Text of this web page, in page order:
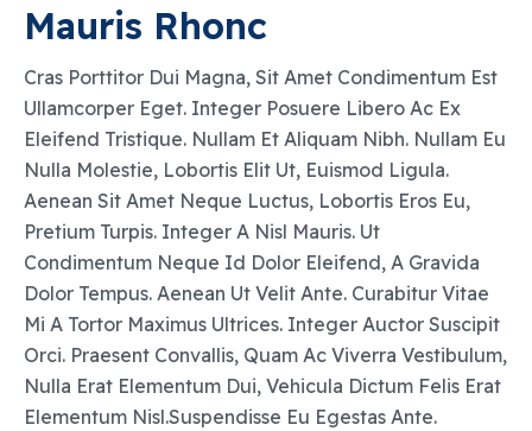
Mauris Rhonc
Cras Porttitor Dui Magna, Sit Amet Condimentum Est
Ullamcorper Eget. Integer Posuere Libero Ac Ex
Eleifend Tristique. Nullam Et Aliquam Nibh. Nullam Eu
Nulla Molestie, Lobortis Elit Ut, Euismod Ligula.
Aenean Sit Amet Neque Luctus, Lobortis Eros Eu,
Pretium Turpis. Integer A Nisl Mauris. Ut
Condimentum Neque Id Dolor Eleifend, A Gravida
Dolor Tempus. Aenean Ut Velit Ante. Curabitur Vitae
Mi A Tortor Maximus Ultrices. Integer Auctor Suscipit
Orci. Praesent Convallis, Quam Ac Viverra Vestibulum,
Nulla Erat Elementum Dui, Vehicula Dictum Felis Erat
Elementum Nisl.Suspendisse Eu Egestas Ante.